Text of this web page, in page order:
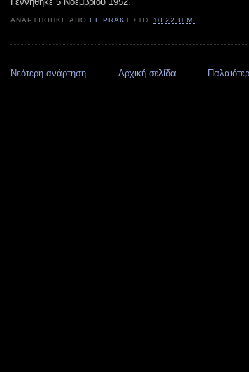
ΑΝΑΡΤΉΘΗΚΕ ΑΠΌEL PRAKT ΣΤΙΣ10:22 Π.Μ.
Νεότερη ανάρτηση Αρχική σελίδα